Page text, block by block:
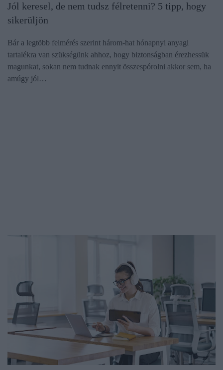
Jól keresel, de nem tudsz félretenni? 5 tipp, hogy
sikerüljön
Bár a legtöbb felmérés szerint három-hat hónapnyi anyagi
tartalékra van szükségünk ahhoz, hogy biztonságban érezhessük
magunkat, sokan nem tudnak ennyit összespórolni akkor sem, ha
amúgy jól…